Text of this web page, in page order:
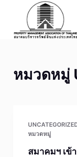
oหมวดหมู่
หมวดหมู่
สมาคมฯ เข้